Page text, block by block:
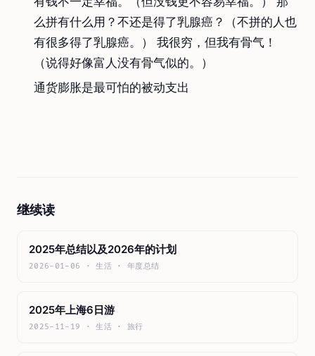
么拼有什么用？不还是得了乳腺癌？（不拼的人也
有很多得了乳腺癌。） 我很穷，但我有骨气！
（说得好像富人没有骨气似的。）
通货膨胀是最可怕的被动支出
继续读
2025年总结以及2026年的计划
2026-01-06 · 生活 · 年度总结
2025年上海6日游
2025-11-19 · 生活 · 旅行